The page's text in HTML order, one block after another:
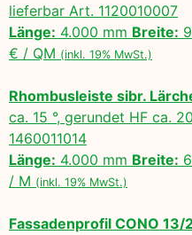
lieferbar Art. 1120010007
Länge: 4.000 mm Breite:
€ / QM (inkl. 19% MwSt.)
Rhombusleiste sibr.
ca. 15 °, gerundet HF
1460011014
Länge: 4.000 mm Breite:
/ M (inkl. 19% MwSt.)
Fassadenprofil CONO